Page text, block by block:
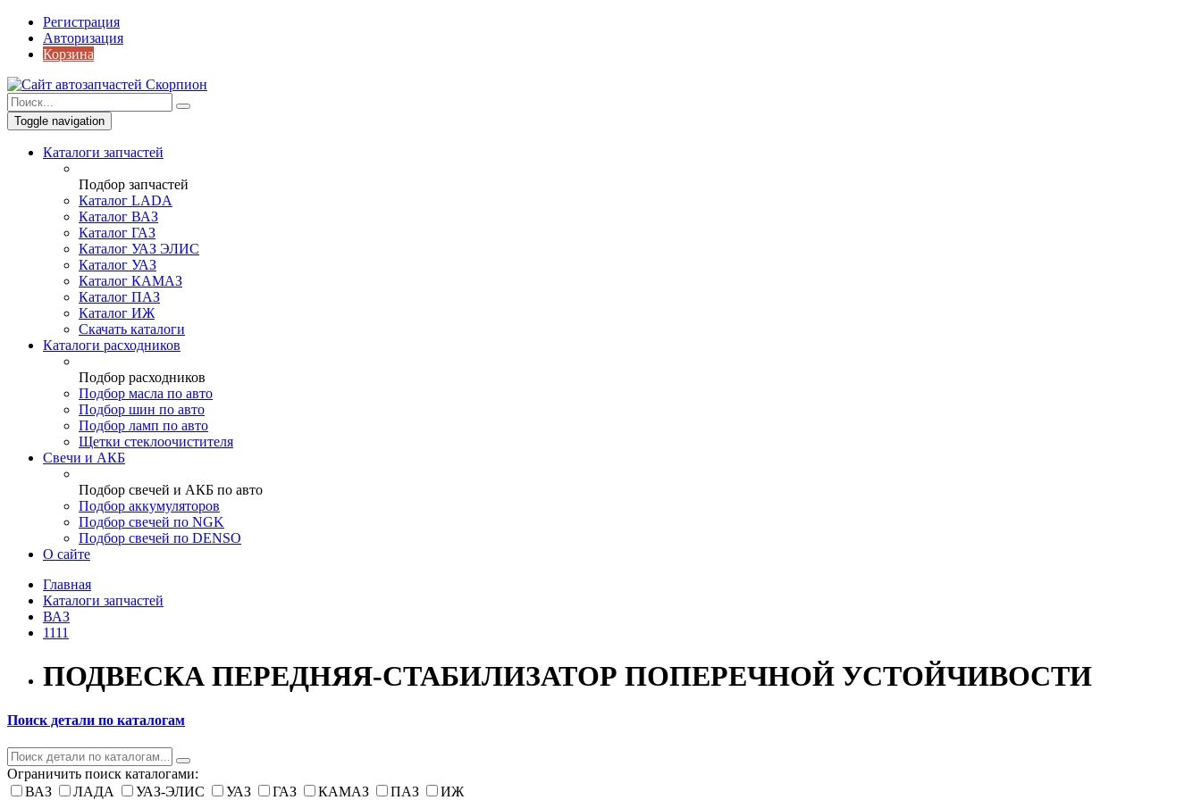
Регистрация
Авторизация
Корзина
Toggle navigation
Каталоги запчастей
Подбор запчастей
Каталог LADA
Каталог ВАЗ
Каталог ГАЗ
Каталог УАЗ ЭЛИС
Каталог УАЗ
Каталог КАМАЗ
Каталог ПАЗ
Каталог ИЖ
Скачать каталоги
Каталоги расходников
Подбор расходников
Подбор масла по авто
Подбор шин по авто
Подбор ламп по авто
Щетки стеклоочистителя
Свечи и АКБ
Подбор свечей и АКБ по авто
Подбор аккумуляторов
Подбор свечей по NGK
Подбор свечей по DENSO
О сайте
Главная
Каталоги запчастей
ВАЗ
1111
ПОДВЕСКА ПЕРЕДНЯЯ-СТАБИЛИЗАТОР ПОПЕРЕЧНОЙ УСТОЙЧИВОСТИ
Поиск детали по каталогам
Ограничить поиск каталогами:
ВАЗ
ЛАДА УАЗ-ЭЛИС УАЗ ГАЗ КАМАЗ ПАЗ
ИЖ